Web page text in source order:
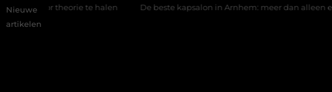
Nieuwe
artikelen
te halen De beste kapsalon in Arnhem: meer dan alleen een knipbeurt